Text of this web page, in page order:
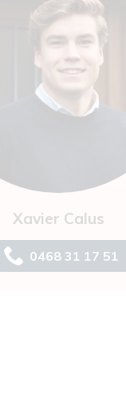
Xavier Calus
0468 31 17 51